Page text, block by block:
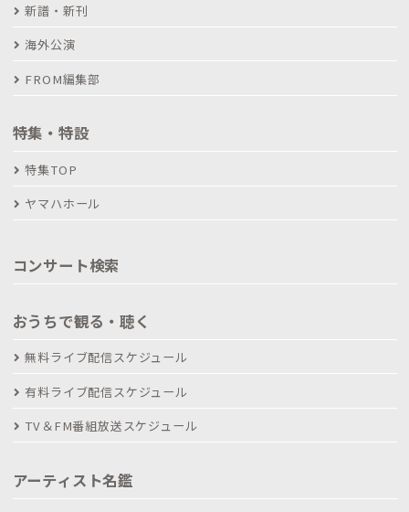
新譜・新刊
海外公演
FROM編集部
特集・特設
特集TOP
ヤマハホール
コンサート検索
おうちで観る・聴く
無料ライブ配信スケジュール
有料ライブ配信スケジュール
TV＆FM番組放送スケジュール
アーティスト名鑑